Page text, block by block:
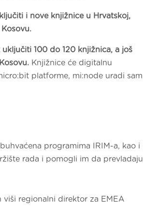
i nove knjižnice u Hrvatskoj,
100 do 120 knjižnica, a još
Knjižnice će digitalnu
platforme, mi:node uradi sam
programima IRIM-a, kao i
rada i pomogli im da prevladaju
viši regionalni direktor za EMEA